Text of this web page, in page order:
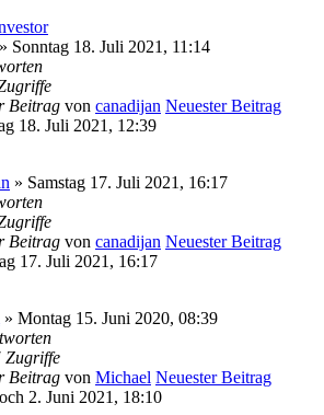
Sonntag 18. Juli 2021, 11:14
Beitrag von canadijan Neuester Beitrag
18. Juli 2021, 12:39
» Samstag 17. Juli 2021, 16:17
Beitrag von canadijan Neuester Beitrag
17. Juli 2021, 16:17
» Montag 15. Juni 2020, 08:39
Zugriffe
Beitrag von Michael Neuester Beitrag
2. Juni 2021, 18:10